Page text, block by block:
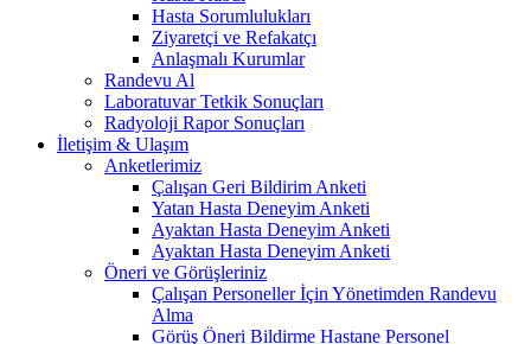
Hasta Sorumlulukları
Ziyaretçi ve Refakatçı
Anlaşmalı Kurumlar
Randevu Al
Laboratuvar Tetkik Sonuçları
Radyoloji Rapor Sonuçları
İletişim & Ulaşım
Anketlerimiz
Çalışan Geri Bildirim Anketi
Yatan Hasta Deneyim Anketi
Ayaktan Hasta Deneyim Anketi
Ayaktan Hasta Deneyim Anketi
Öneri ve Görüşleriniz
Çalışan Personeller İçin Yönetimden Randevu
Alma
Görüş Öneri Bildirme Hastane Personel